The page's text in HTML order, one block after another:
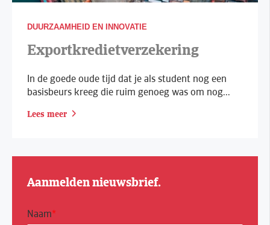
DUURZAAMHEID EN INNOVATIE
Exportkredietverzekering
In de goede oude tijd dat je als student nog een
basisbeurs kreeg die ruim genoeg was om nog...
Lees meer
Aanmelden nieuwsbrief.
Naam*